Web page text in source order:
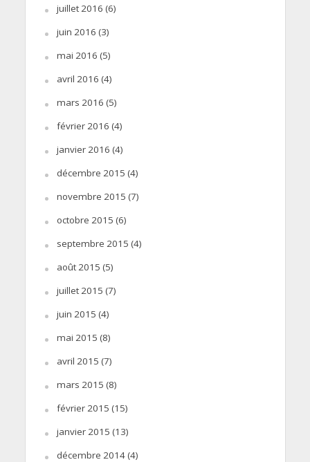
juillet 2016 (6)
juin 2016 (3)
mai 2016 (5)
avril 2016 (4)
mars 2016 (5)
février 2016 (4)
janvier 2016 (4)
décembre 2015 (4)
novembre 2015 (7)
octobre 2015 (6)
septembre 2015 (4)
août 2015 (5)
juillet 2015 (7)
juin 2015 (4)
mai 2015 (8)
avril 2015 (7)
mars 2015 (8)
février 2015 (15)
janvier 2015 (13)
décembre 2014(4)